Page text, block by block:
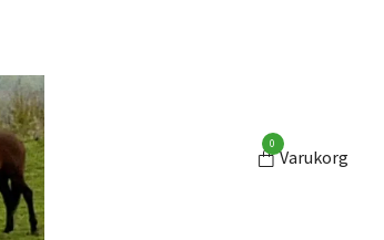
0
Varukorg